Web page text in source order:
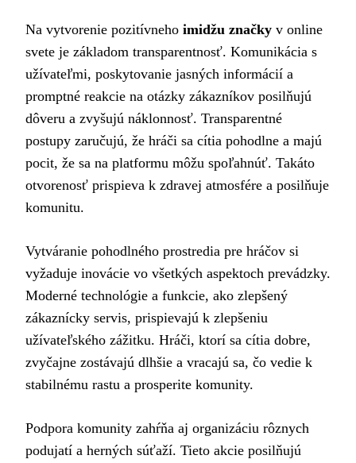
Na vytvorenie pozitívneho imidžu značky v online
svete je základom transparentnosť. Komunikácia s
užívateľmi, poskytovanie jasných informácií a
promptné reakcie na otázky zákazníkov posilňujú
dôveru a zvyšujú náklonnosť. Transparentné
postupy zaručujú, že hráči sa cítia pohodlne a majú
pocit, že sa na platformu môžu spoľahnúť. Takáto
otvorenosť prispieva k zdravej atmosfére a posilňuje
komunitu.
Vytváranie pohodlného prostredia pre hráčov si
vyžaduje inovácie vo všetkých aspektoch prevádzky.
Moderné technológie a funkcie, ako zlepšený
zákaznícky servis, prispievajú k zlepšeniu
užívateľského zážitku. Hráči, ktorí sa cítia dobre,
zvyčajne zostávajú dlhšie a vracajú sa, čo vedie k
stabilnému rastu a prosperite komunity.
Podpora komunity zahŕňa aj organizáciu rôznych
podujatí a herných súťaží. Tieto akcie posilňujú